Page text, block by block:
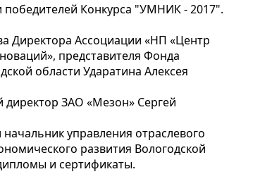
Конкурса "УМНИК - 2017".
Директора Ассоциации «НП «Центр
представителя Фонда
области Ударатина Алексея
ЗАО «Мезон» Сергей
управления отраслевого
развития Вологодской
и сертификаты.